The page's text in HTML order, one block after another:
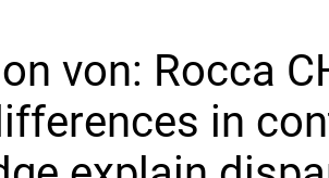
von: Rocca
in